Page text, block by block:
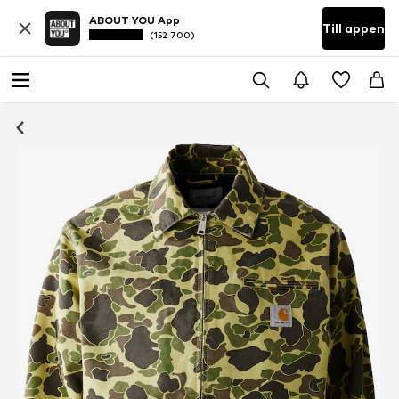
ABOUT YOU App
(152 700) Till appen